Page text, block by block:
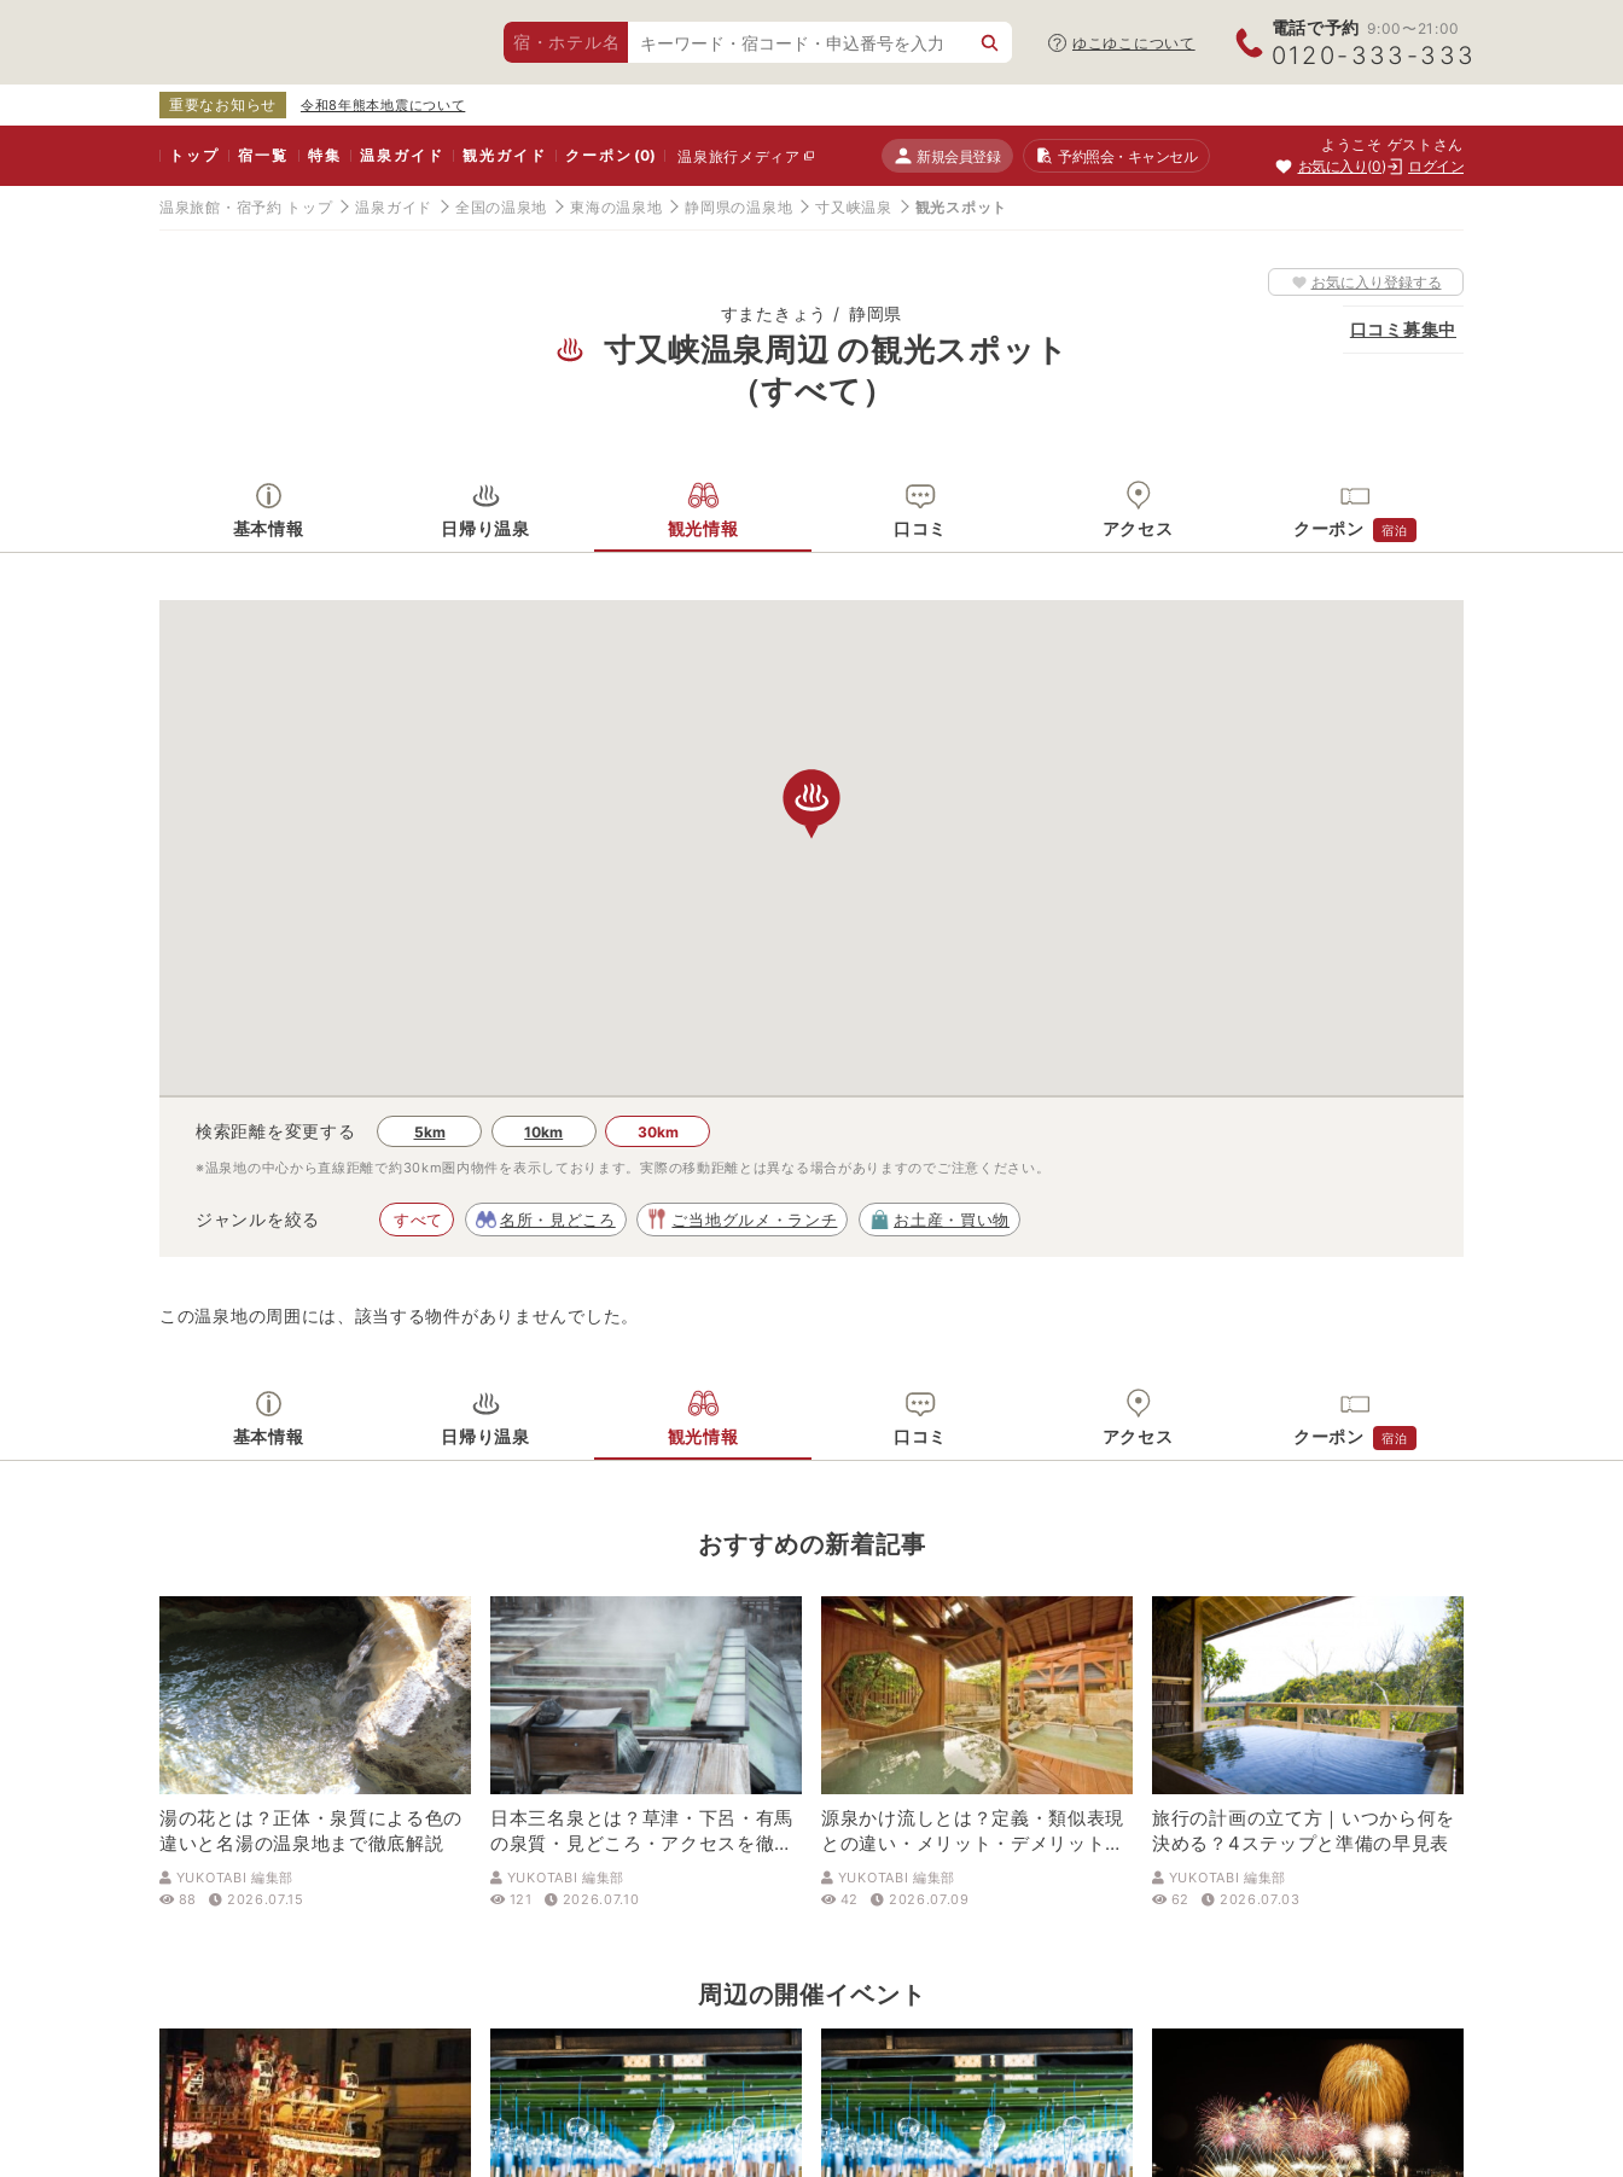
宿・ホテル名 ゆこゆこについて
電話で予約 9:00〜21:00
0120-333-333
重要なお知らせ 令和8年熊本地震について
トップ 宿一覧 特集 温泉ガイド 観光ガイド クーポン(0) 温泉旅行メディア 新規会員登録 予約照会・キャンセル
ようこそ ゲストさん
お気に入り 0 ログイン
温泉旅館・宿予約 トップ 温泉ガイド 全国の温泉地 東海の温泉地 静岡県の温泉地 寸又峡温泉 観光スポット
すまたきょう 静岡県
寸又峡温泉周辺 の観光スポット
（すべて）
お気に入り登録する
口コミ募集中
基本情報 日帰り温泉 観光情報 口コミ アクセス クーポン 宿泊
検索距離を変更する 5km 10km 30km
※温泉地の中心から直線距離で約30km圏内物件を表示しております。実際の移動距離とは異なる場合がありますのでご注意ください。
ジャンルを絞る すべて 名所・見どころ ご当地グルメ・ランチ お土産・買い物
この温泉地の周囲には、該当する物件がありませんでした。
基本情報 日帰り温泉 観光情報 口コミ アクセス クーポン 宿泊
おすすめの新着記事
湯の花とは？正体・泉質による色の
違いと名湯の温泉地まで徹底解説
YUKOTABI 編集部
88
2026.07.15
日本三名泉とは？草津・下呂・有馬
の泉質・見どころ・アクセスを徹底
解説
YUKOTABI 編集部
121
2026.07.10
源泉かけ流しとは？定義・類似表現
との違い・メリット・デメリットを
解説
YUKOTABI 編集部
42
2026.07.09
旅行の計画の立て方｜いつから何を
決める？4ステップと準備の早見表
YUKOTABI 編集部
62
2026.07.03
周辺の開催イベント